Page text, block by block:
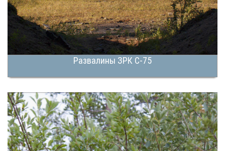
Развалины ЗРК С-75